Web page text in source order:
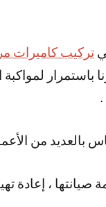
تركيب كاميرات
باستمرار
.
بالعديد من
، إعادة